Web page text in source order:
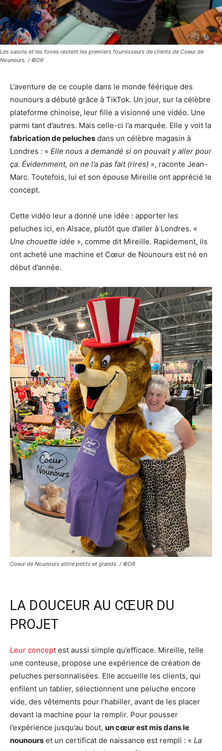
Les salons et les foires restent les premiers fournisseurs de clients de Coeur de
Nounours. / ©DR
L’aventure de ce couple dans le monde féérique des
nounours a débuté grâce à TikTok. Un jour, sur la célèbre
plateforme chinoise, leur fille a visionné une vidéo. Une
parmi tant d’autres. Mais celle-ci l’a marquée. Elle y voit la
fabrication de peluches dans un célèbre magasin à
Londres : « Elle nous a demandé si on pouvait y aller pour
ça. Évidemment, on ne l’a pas fait (rires) », raconte Jean-
Marc. Toutefois, lui et son épouse Mireille ont apprécié le
concept.
Cette vidéo leur a donné une idée : apporter les
peluches ici, en Alsace, plutôt que d’aller à Londres. «
Une chouette idée », comme dit Mireille. Rapidement, ils
ont acheté une machine et Cœur de Nounours est né en
début d’année.
Coeur de Nounours attire petits et grands. / ©DR
LA DOUCEUR AU CŒUR DU
PROJET
Leur concept est aussi simple qu’efficace. Mireille, telle
une conteuse, propose une expérience de création de
peluches personnalisées. Elle accueille les clients, qui
enfilent un tablier, sélectionnent une peluche encore
vide, des vêtements pour l’habiller, avant de les placer
devant la machine pour la remplir. Pour pousser
l’expérience jusqu’au bout, un cœur est mis dans le
nounours et un certificat de naissance est rempli : « La